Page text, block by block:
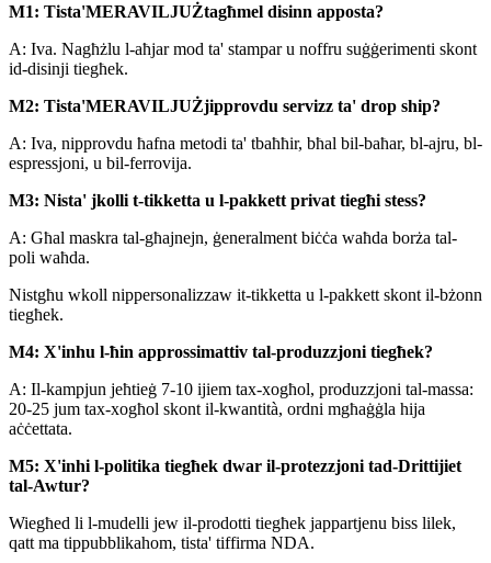
M1: Tista'MERAVILJUŻtagħmel disinn apposta?
A: Iva. Nagħżlu l-aħjar mod ta' stampar u noffru suġġerimenti skont
id-disinji tiegħek.
M2: Tista'MERAVILJUŻjipprovdu servizz ta' drop ship?
A: Iva, nipprovdu ħafna metodi ta' tbaħħir, bħal bil-baħar, bl-ajru, bl-
espressjoni, u bil-ferrovija.
M3: Nista' jkolli t-tikketta u l-pakkett privat tiegħi stess?
A: Għal maskra tal-għajnejn, ġeneralment biċċa waħda borża tal-
poli waħda.
Nistgħu wkoll nippersonalizzaw it-tikketta u l-pakkett skont il-bżonn
tiegħek.
M4: X'inhu l-ħin approssimattiv tal-produzzjoni tiegħek?
A: Il-kampjun jeħtieġ 7-10 ijiem tax-xogħol, produzzjoni tal-massa:
20-25 jum tax-xogħol skont il-kwantità, ordni mgħaġġla hija
aċċettata.
M5: X'inhi l-politika tiegħek dwar il-protezzjoni tad-Drittijiet
tal-Awtur?
Wiegħed li l-mudelli jew il-prodotti tiegħek jappartjenu biss lilek,
qatt ma tippubblikahom, tista' tiffirma NDA.